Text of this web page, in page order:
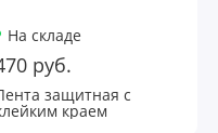
На складе
руб.
защитная с
краем